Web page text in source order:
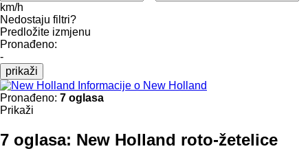
km/h
Nedostaju filtri?
Predložite izmjenu
Pronađeno:
-
prikaži
Informacije o New Holland
Pronađeno: 7 oglasa
Prikaži
7 oglasa: New Holland roto-žetelice